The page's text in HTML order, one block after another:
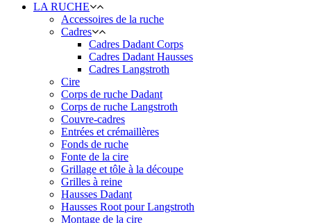
LA RUCHE
Accessoires de la ruche
Cadres
Cadres Dadant Corps
Cadres Dadant Hausses
Cadres Langstroth
Cire
Corps de ruche Dadant
Corps de ruche Langstroth
Couvre-cadres
Entrées et crémaillères
Fonds de ruche
Fonte de la cire
Grillage et tôle à la découpe
Grilles à reine
Hausses Dadant
Hausses Root pour Langstroth
Montage de la cire